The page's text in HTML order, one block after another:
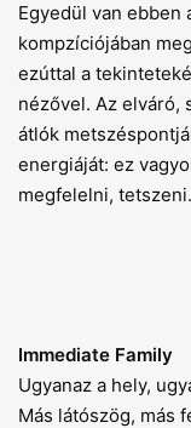
Egyedül van ebben
kompzíciójában
ezúttal a
nézővel. Az elváró,
átlók
energiáját: ez
megfelelni,
Immediate Family
Ugyanaz a hely,
Más látószög, más